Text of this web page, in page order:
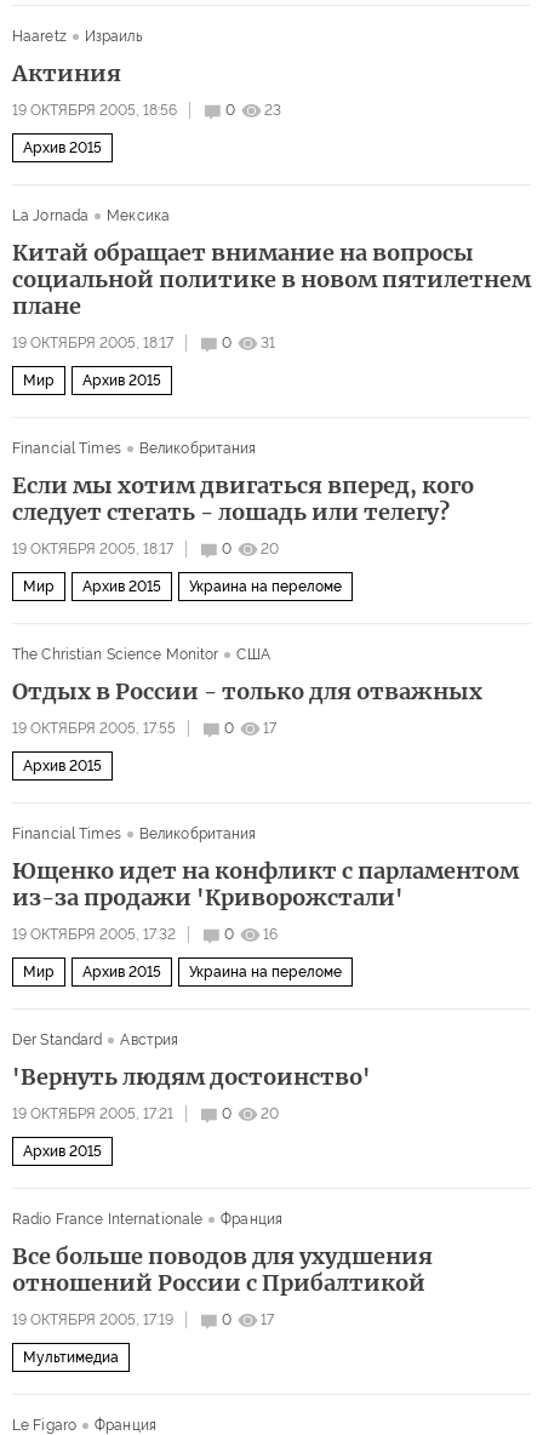
Haaretz Израиль
Актиния
19 ОКТЯБРЯ 2005, 18:56 0 23
Архив 2015
La Jornada Мексика
Китай обращает внимание на вопросы
социальной политике в новом пятилетнем
плане
19 ОКТЯБРЯ 2005, 18:17 0 31
Мир Архив 2015
Financial Times Великобритания
Если мы хотим двигаться вперед, кого
следует стегать - лошадь или телегу?
19 ОКТЯБРЯ 2005, 18:17 0 20
Мир Архив 2015 Украина на переломе
The Christian Science Monitor США
Отдых в России - только для отважных
19 ОКТЯБРЯ 2005, 17:55 0 17
Архив 2015
Financial Times Великобритания
Ющенко идет на конфликт с парламентом
из-за продажи 'Криворожстали'
19 ОКТЯБРЯ 2005, 17:32 0 16
Мир Архив 2015 Украина на переломе
Der Standard Австрия
'Вернуть людям достоинство'
19 ОКТЯБРЯ 2005, 17:21 0 20
Архив 2015
Radio France Internationale Франция
Все больше поводов для ухудшения
отношений России с Прибалтикой
19 ОКТЯБРЯ 2005, 17:19 0 17
Мультимедиа
Le Figaro Франция